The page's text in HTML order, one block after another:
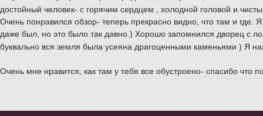
достойный человек- с горячим сердцем , холодной головой и
Очень понравился обзор- теперь прекрасно видно, что там и где.
даже был, но это было так давно.) Хорошо запомнился дворец с
буквально вся земля была усеяна драгоценными каменьями ) Я
Очень мне нравится, как там у тебя все обустроено- спасибо что